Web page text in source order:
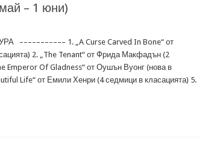
– 1 юни)
1. „A Curse Carved In Bone“ от
2. „The Tenant“ от Фрида Макфадън (2
Emperor Of Gladness“ от Оушън Вуонг (нова в
Life“ от Емили Хенри (4 седмици в класацията) 5.